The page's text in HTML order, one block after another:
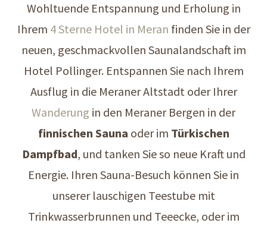
Wohltuende Entspannung und Erholung in
Ihrem 4 Sterne Hotel in Meran finden Sie in der
neuen, geschmackvollen Saunalandschaft im
Hotel Pollinger. Entspannen Sie nach Ihrem
Ausflug in die Meraner Altstadt oder Ihrer
Wanderung in den Meraner Bergen in der
finnischen Sauna oder im Türkischen
Dampfbad, und tanken Sie so neue Kraft und
Energie. Ihren Sauna-Besuch können Sie in
unserer lauschigen Teestube mit
Trinkwasserbrunnen und Teeecke, oder im